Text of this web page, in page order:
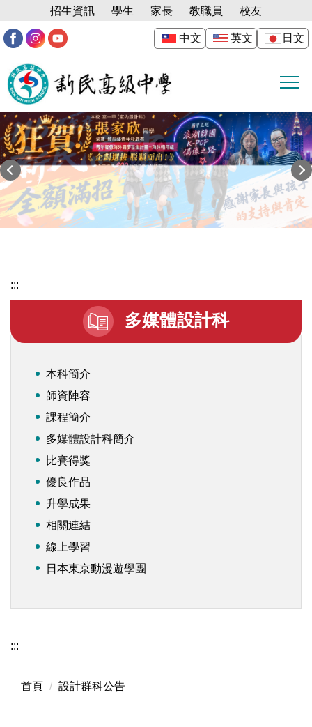
到
主
內
容
區
招生資訊 學生 家長 教職員 校友
中文 英文 日文
:::
多媒體設計科
本科簡介
師資陣容
課程簡介
多媒體設計科簡介
比賽得獎
優良作品
升學成果
相關連結
線上學習
日本東京動漫遊學團
:::
首頁 設計群科公告